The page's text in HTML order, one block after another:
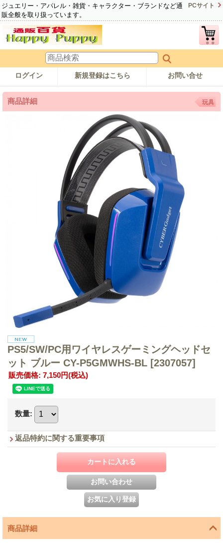
ジュエリー・アパレル・雑貨・キャラクター・ブランドなど通
販全般を取り扱っています。
PCサイト
ログイン 新規登録はこちら お問い合せ
商品詳細 玩具
PS5/SW/PC用ワイヤレスゲーミングヘッドセ
ット ブルー CY-P5GMWHS-BL [2307057]
販売価格: 7,150円(税込)
数量:
返品特約に関する重要事項
商品詳細